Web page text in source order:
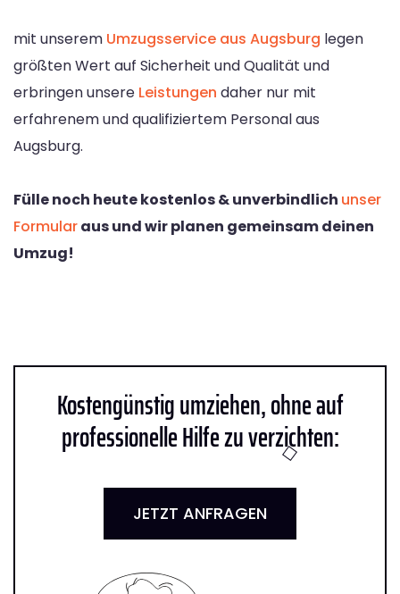
mit unserem Umzugsservice aus Augsburg legen
größten Wert auf Sicherheit und Qualität und
erbringen unsere Leistungen daher nur mit
erfahrenem und qualifiziertem Personal aus
Augsburg.
Fülle noch heute kostenlos & unverbindlich unser
Formularaus und wir planen gemeinsam deinen
Umzug!
Kostengünstig umziehen, ohne auf
professionelle Hilfe zu verzichten:
JETZT ANFRAGEN